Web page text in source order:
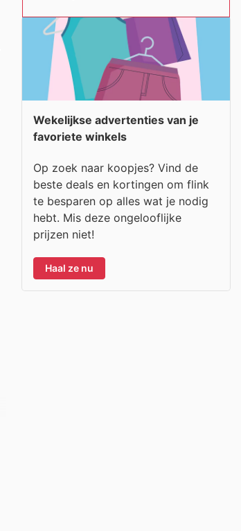
Wekelijkse advertenties van je
favoriete winkels
Op zoek naar koopjes? Vind de
beste deals en kortingen om flink
te besparen op alles wat je nodig
hebt. Mis deze ongelooflijke
prijzen niet!
Haal ze nu